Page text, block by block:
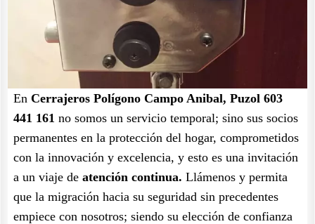
En Cerrajeros Polígono Campo Anibal, Puzol 603
441 161 no somos un servicio temporal; sino sus socios
permanentes en la protección del hogar, comprometidos
con la innovación y excelencia, y esto es una invitación
a un viaje de atención continua. Llámenos y permita
que la migración hacia su seguridad sin precedentes
empiece con nosotros; siendo su elección de confianza